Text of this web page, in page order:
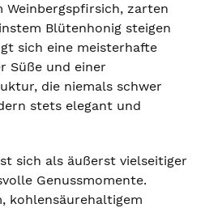
zarten
Blütenhonig steigen
sich eine meisterhafte
Süße und einer
die niemals schwer
stets elegant und
sich als äußerst vielseitiger
Genussmomente.
kohlensäurehaltigem